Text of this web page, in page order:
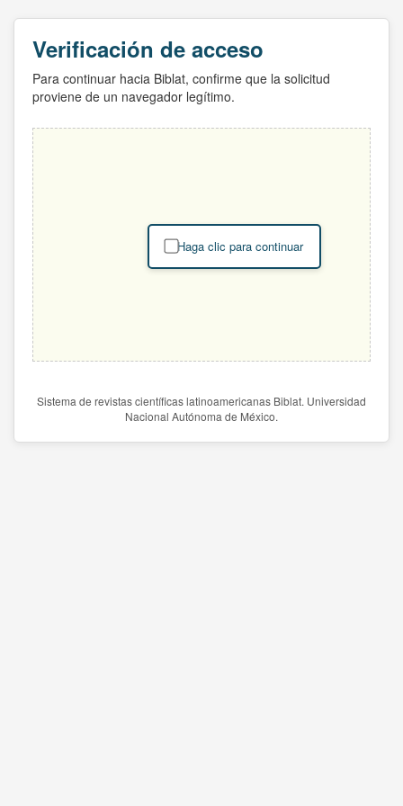
Verificación de acceso
Para continuar hacia Biblat, confirme que la solicitud
proviene de un navegador legítimo.
Haga clic para continuar
Sistema de revistas científicas latinoamericanas Biblat. Universidad
Nacional Autónoma de México.